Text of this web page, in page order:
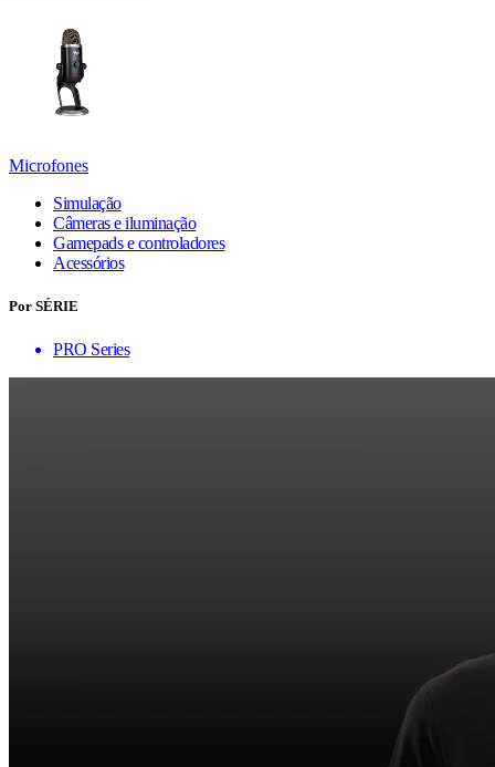
Microfones
Simulação
Câmeras e iluminação
Gamepads e controladores
Acessórios
Por SÉRIE
PRO Series